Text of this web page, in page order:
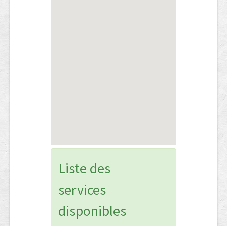
Liste des
services
disponibles